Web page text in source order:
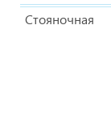
Стояночная